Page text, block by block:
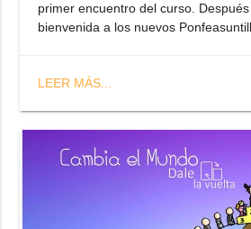
primer encuentro del curso.
bienvenida a los nuevos
LEER MÁS...